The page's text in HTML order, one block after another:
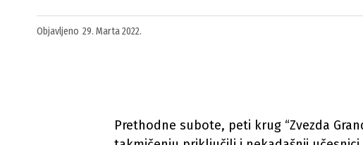
Objavljeno 29. Marta 2022.
Prethodne subote, peti krug “Zvezda